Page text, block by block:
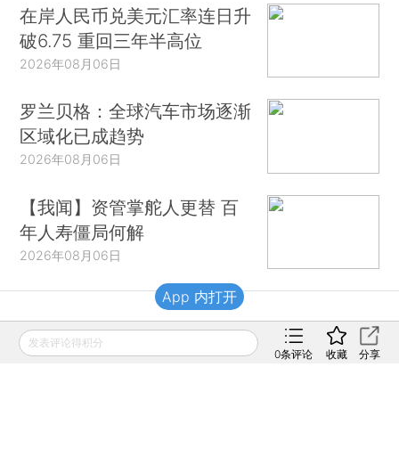
在岸人民币兑美元汇率连日升
破6.75 重回三年半高位
2026年08月06日
罗兰贝格：全球汽车市场逐渐
区域化已成趋势
2026年08月06日
【我闻】资管掌舵人更替 百
年人寿僵局何解
2026年08月06日
财新移动
发表评论得积分
0条评论 收藏 分享
App 内打开